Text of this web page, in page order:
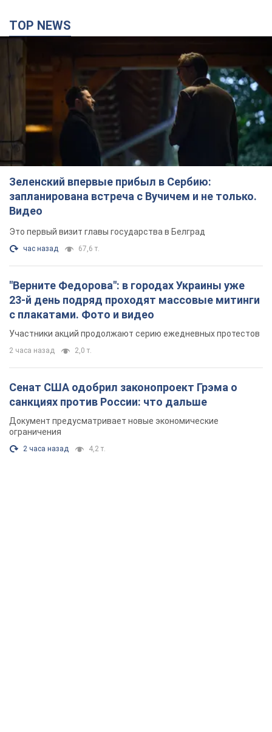
TOP NEWS
Зеленский впервые прибыл в Сербию:
запланирована встреча с Вучичем и не только.
Видео
Это первый визит главы государства в Белград
час назад 67,6 т.
"Верните Федорова": в городах Украины уже
23-й день подряд проходят массовые митинги
с плакатами. Фото и видео
Участники акций продолжают серию ежедневных протестов
2 часа назад 2,0 т.
Сенат США одобрил законопроект Грэма о
санкциях против России: что дальше
Документ предусматривает новые экономические
ограничения
2 часа назад 4,2 т.